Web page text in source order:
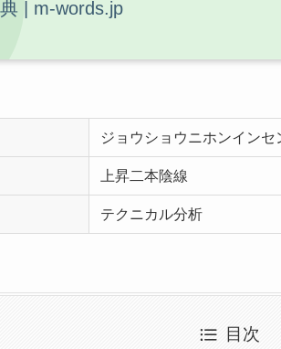
ジョウショウニホンインセ
上昇二本陰線
テクニカル分析
目次